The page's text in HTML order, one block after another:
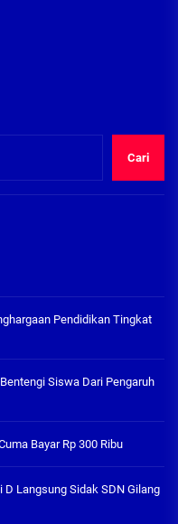
Cari
Pendidikan Tingkat
Siswa Dari Pengaruh
Bayar Rp 300 Ribu
Langsung Sidak SDN Gilang